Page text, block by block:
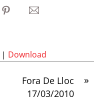
| Download
»
Fora De Lloc
17/03/2010